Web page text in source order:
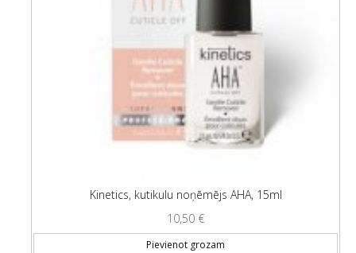
Kinetics, kutikulu noņēmējs AHA, 15ml
10,50 €
Pievienot grozam